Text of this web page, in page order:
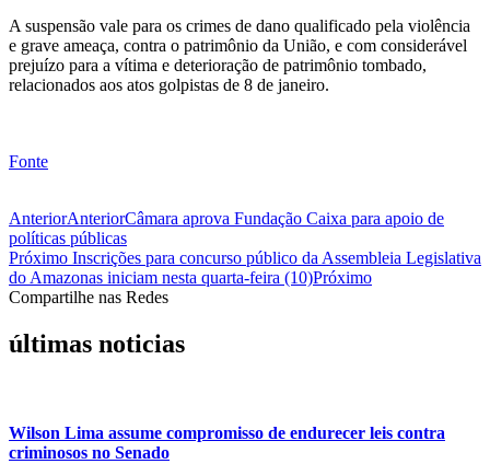
A suspensão vale para os crimes de dano qualificado pela violência
e grave ameaça, contra o patrimônio da União, e com considerável
prejuízo para a vítima e deterioração de patrimônio tombado,
relacionados aos atos golpistas de 8 de janeiro.
Fonte
AnteriorAnteriorCâmara aprova Fundação Caixa para apoio de
políticas públicas
Próximo Inscrições para concurso público da Assembleia Legislativa
do Amazonas iniciam nesta quarta-feira (10)Próximo
Compartilhe nas Redes
últimas noticias
Wilson Lima assume compromisso de endurecer leis contra
criminosos no Senado